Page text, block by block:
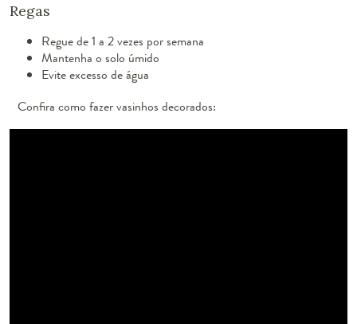
Regas
Regue de 1 a 2 vezes por semana
Mantenha o solo úmido
Evite excesso de água
Confira como fazer vasinhos decorados: